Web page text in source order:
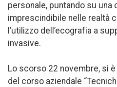
personale, puntando su una
imprescindibile nelle realtà
l’utilizzo dell’ecografia a
invasive.
Lo scorso 22 novembre, si
del corso aziendale